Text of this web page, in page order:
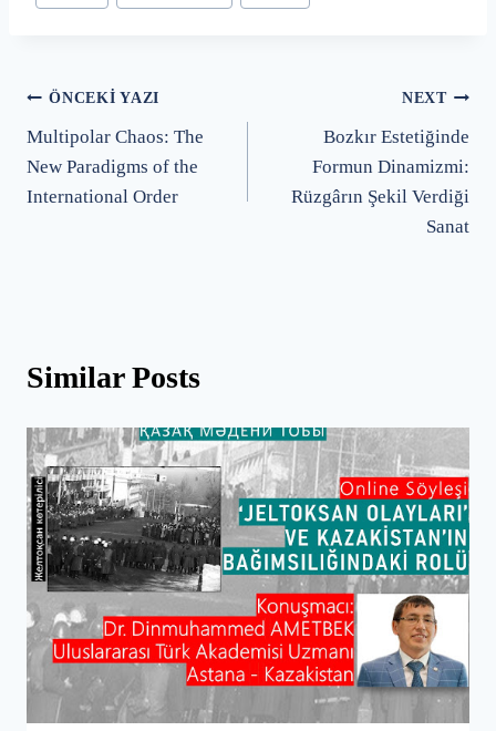
Yazı
gezinmesi
ÖNCEKI YAZI
Multipolar Chaos: The
New Paradigms of the
International Order
NEXT
Bozkır Estetiğinde
Formun Dinamizmi:
Rüzgârın Şekil Verdiği
Sanat
Similar Posts